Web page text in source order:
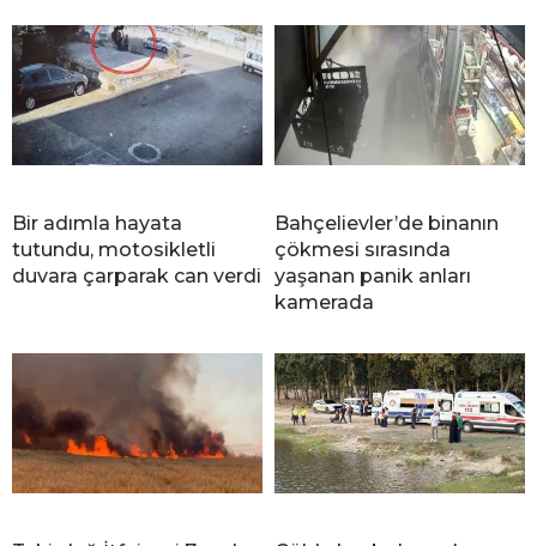
Bir adımla hayata
tutundu, motosikletli
duvara çarparak can verdi
Bahçelievler’de binanın
çökmesi sırasında
yaşanan panik anları
kamerada